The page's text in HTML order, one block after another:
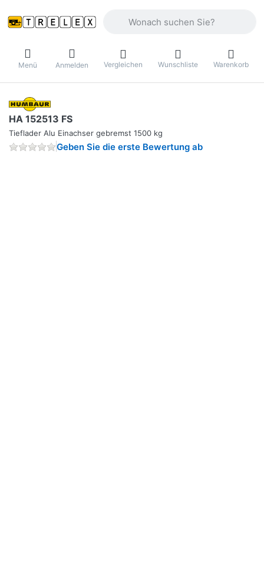
Menü Anmelden Vergleichen Wunschliste Warenkorb
HA 152513 FS
Tieflader Alu Einachser gebremst 1500 kg
Geben Sie die erste Bewertung ab